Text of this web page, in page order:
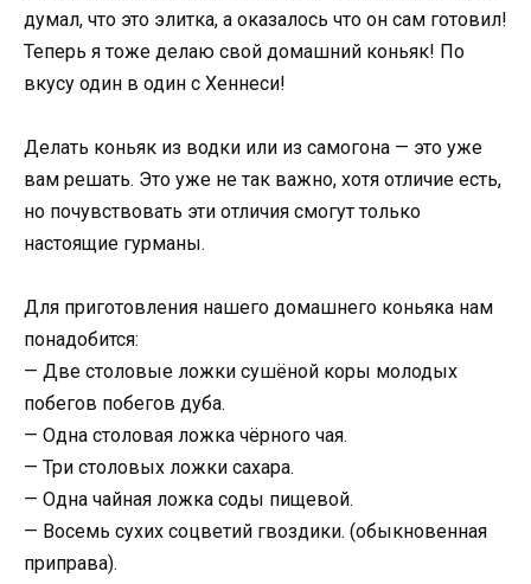
думал, что это элитка, а оказалось что он сам готовил!
Теперь я тоже делаю свой домашний коньяк! По
вкусу один в один с Хеннеси!
Делать коньяк из водки или из самогона — это уже
вам решать. Это уже не так важно, хотя отличие есть,
но почувствовать эти отличия смогут только
настоящие гурманы.
Для приготовления нашего домашнего коньяка нам
понадобится:
— Две столовые ложки сушёной коры молодых
побегов побегов дуба.
— Одна столовая ложка чёрного чая.
— Три столовых ложки сахара.
— Одна чайная ложка соды пищевой.
— Восемь сухих соцветий гвоздики. (обыкновенная
приправа).